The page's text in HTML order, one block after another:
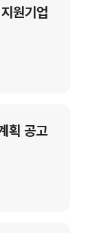
원기업
획 공고